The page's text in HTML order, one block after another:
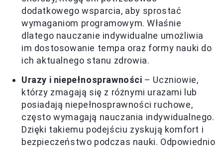
dodatkowego wsparcia, aby sprostać
wymaganiom programowym. Właśnie
dlatego nauczanie indywidualne umożliwia
im dostosowanie tempa oraz formy nauki do
ich aktualnego stanu zdrowia.
Urazy i niepełnosprawności – Uczniowie,
którzy zmagają się z różnymi urazami lub
posiadają niepełnosprawności ruchowe,
często wymagają nauczania indywidualnego.
Dzięki takiemu podejściu zyskują komfort i
bezpieczeństwo podczas nauki. Odpowiednio